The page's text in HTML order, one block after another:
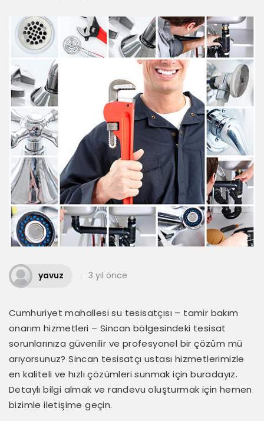
yavuz 3 yıl önce
Cumhuriyet mahallesi su tesisatçısı – tamir bakım
onarım hizmetleri – Sincan bölgesindeki tesisat
sorunlarınıza güvenilir ve profesyonel bir çözüm mü
arıyorsunuz? Sincan tesisatçı ustası hizmetlerimizle
en kaliteli ve hızlı çözümleri sunmak için buradayız.
Detaylı bilgi almak ve randevu oluşturmak için hemen
bizimle iletişime geçin.